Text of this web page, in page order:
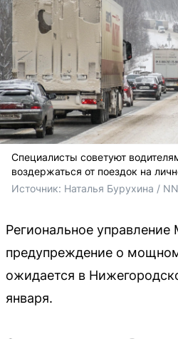
Специалисты советуют
воздержаться от поездок на
Источник: Наталья Бурухина /
Региональное
предупреждение о
ожидается в
января.